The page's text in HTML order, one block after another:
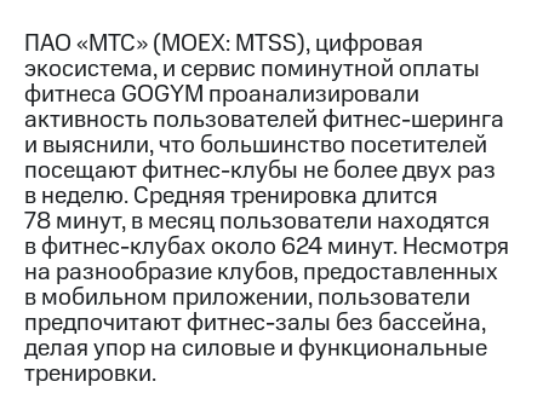
Контакты
Медиа-центр
Пресс-
релизы
МТС
о технологиях
Достижения
Интервью
Финансовая
отчетность
ПАО «МТС» (MOEX: MTSS), цифровая
экосистема, и сервис поминутной оплаты
фитнеса GOGYM проанализировали
активность пользователей фитнес-шеринга
и выяснили, что большинство посетителей
посещают фитнес-клубы не более двух раз
в неделю. Средняя тренировка длится
78 минут, в месяц пользователи находятся
в фитнес-клубах около 624 минут. Несмотря
на разнообразие клубов, предоставленных
в мобильном приложении, пользователи
предпочитают фитнес-залы без бассейна,
делая упор на силовые и функциональные
тренировки.